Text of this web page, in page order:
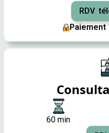
RDV
Paiement
60 min